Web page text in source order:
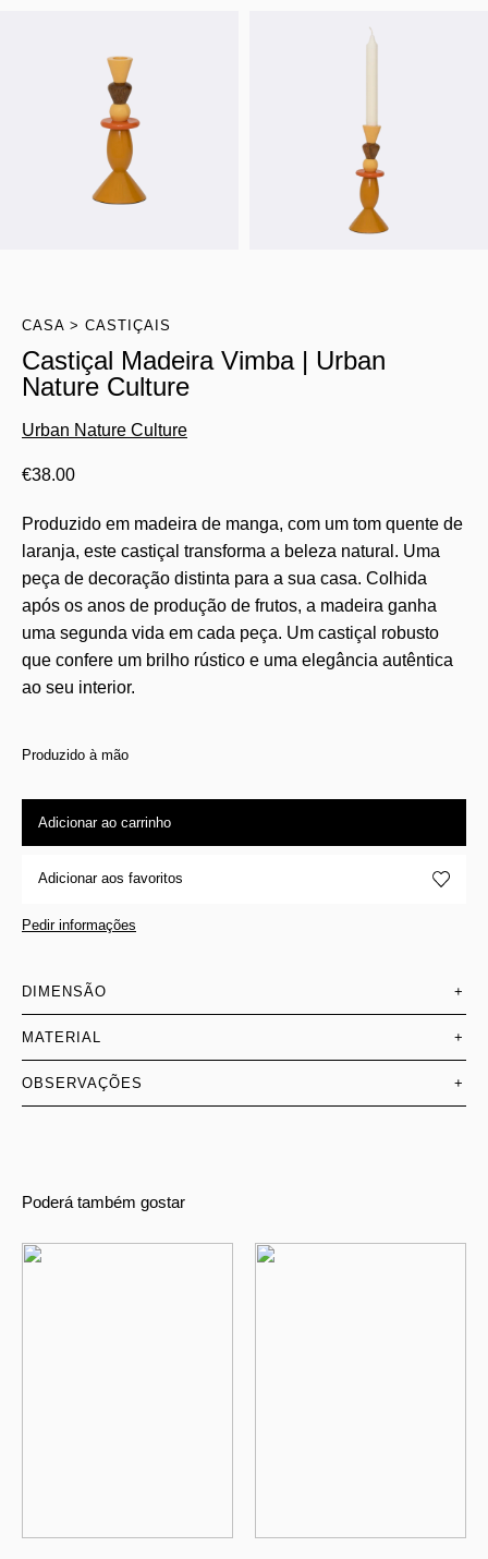
CASA CASTIÇAIS
Castiçal Madeira Vimba | Urban
Nature Culture
Urban Nature Culture
€38.00
Produzido em madeira de manga, com um tom quente de
laranja, este castiçal transforma a beleza natural. Uma
peça de decoração distinta para a sua casa. Colhida
após os anos de produção de frutos, a madeira ganha
uma segunda vida em cada peça. Um castiçal robusto
que confere um brilho rústico e uma elegância autêntica
ao seu interior.
Produzido à mão
Adicionar ao carrinho
Adicionar aos favoritos
Pedir informações
DIMENSÃO +
MATERIAL +
OBSERVAÇÕES +
Poderá também gostar